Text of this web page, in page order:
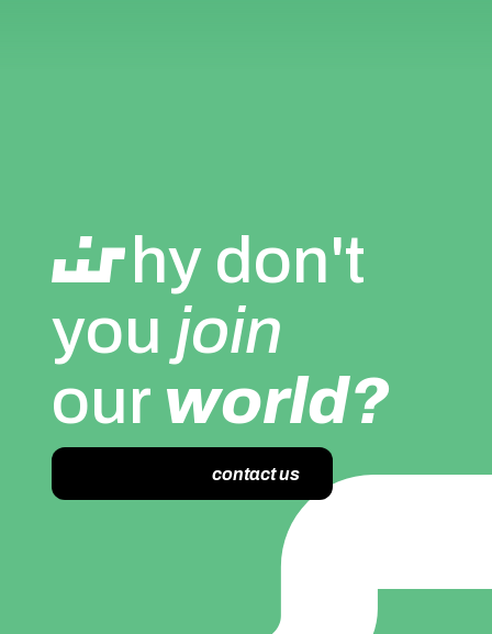
hy don't
you join
our world?
contact us